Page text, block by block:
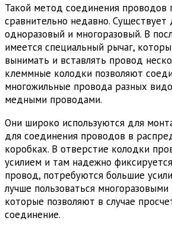
Такой метод соединения проводов
сравнительно недавно. Существует
одноразовый и многоразовый. В
имеется специальный рычаг,
вынимать и вставлять провод
клеммные колодки позволяют
многожильные провода разных
медными проводами.
Они широко используются для
для соединения проводов в
коробках. В отверстие колодки
усилием и там надежно
провод, потребуются большие
лучше пользоваться
которые позволяют в случае
соединение.